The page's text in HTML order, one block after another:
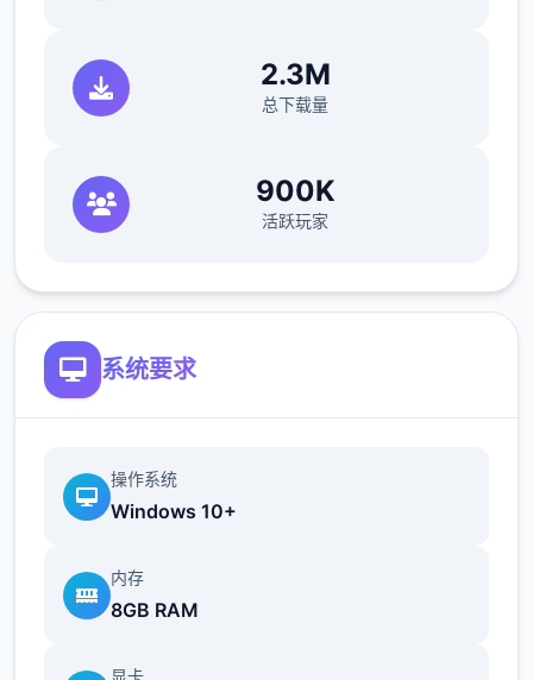
2.3M
总下载量
900K
活跃玩家
系统要求
操作系统
Windows 10+
内存
8GB RAM
显卡